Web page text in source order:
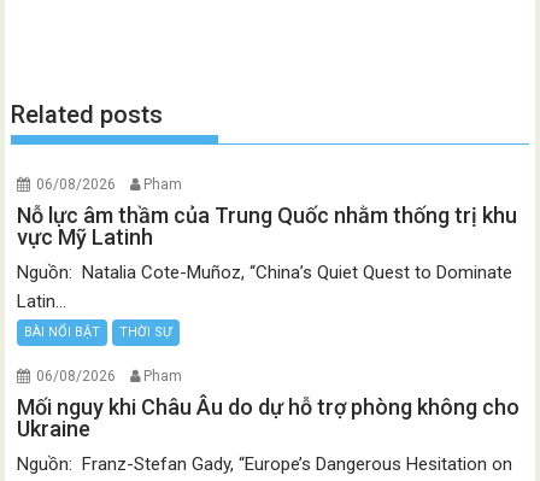
Related posts
06/08/2026 Pham
Nỗ lực âm thầm của Trung Quốc nhằm thống trị khu
vực Mỹ Latinh
Nguồn: Natalia Cote-Muñoz, “China’s Quiet Quest to Dominate
Latin...
BÀI NỔI BẬT THỜI SỰ
06/08/2026 Pham
Mối nguy khi Châu Âu do dự hỗ trợ phòng không cho
Ukraine
Nguồn: Franz-Stefan Gady, “Europe’s Dangerous Hesitation on